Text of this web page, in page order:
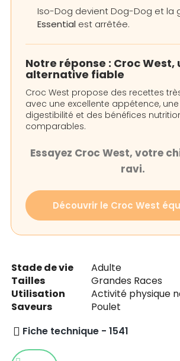
Iso-Dog devient Dog-Dog et la
Essential est arrêtée.
Notre réponse : Croc West,
alternative fiable
Croc West propose des recettes
avec une excellente appétence,
digestibilité et des bénéfices
comparables.
Essayez Croc West, votre
ravi.
Découvrir le Croc West
Stade de vie
Adulte
Tailles
Grandes Races
Utilisation
Activité physique
Saveurs
Poulet
Fiche technique - 1541